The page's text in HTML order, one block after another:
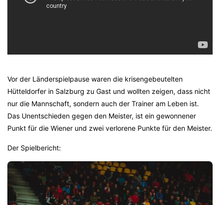
Vor der Länderspielpause waren die krisengebeutelten
Hütteldorfer in Salzburg zu Gast und wollten zeigen, dass nicht
nur die Mannschaft, sondern auch der Trainer am Leben ist.
Das Unentschieden gegen den Meister, ist ein gewonnener
Punkt für die Wiener und zwei verlorene Punkte für den Meister.
Der Spielbericht: